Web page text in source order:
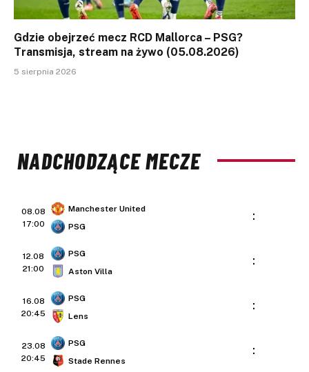
Gdzie obejrzeć mecz RCD Mallorca – PSG?
Transmisja, stream na żywo (05.08.2026)
5 sierpnia 2026
NADCHODZĄCE MECZE
08.08
17:00
Manchester United
PSG
:
12.08
21:00
PSG
Aston Villa
:
16.08
20:45
PSG
Lens
:
23.08
20:45
PSG
Stade Rennes
: